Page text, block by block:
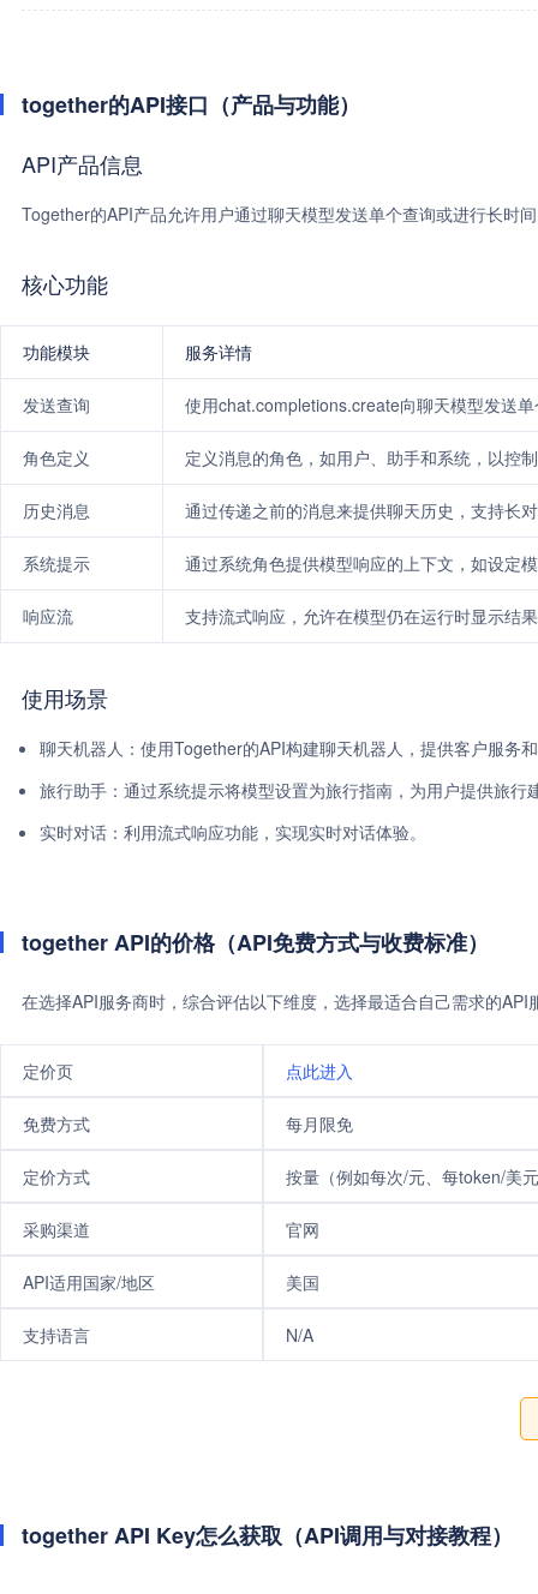
together的API接口（产品与功能）
API产品信息
Together的API产品允许用户通过聊天模型发送单个查询或进行长时
核心功能
功能模块 服务详情
发送查询 使用chat.completions.create向聊天模型发送
角色定义 定义消息的角色，如用户、助手和系统，以控
历史消息 通过传递之前的消息来提供聊天历史，支持长
系统提示 通过系统角色提供模型响应的上下文，如设定
响应流 支持流式响应，允许在模型仍在运行时显示结
使用场景
聊天机器人：使用Together的API构建聊天机器人，提供客户服务
旅行助手：通过系统提示将模型设置为旅行指南，为用户提供旅行
实时对话：利用流式响应功能，实现实时对话体验。
together API的价格（API免费方式与收费标准）
在选择API服务商时，综合评估以下维度，选择最适合自己需求的
定价页 点此进入
免费方式 每月限免
定价方式 按量（例如每次/元、每token/美
采购渠道 官网
API适用国家/地区 美国
支持语言 N/A
together API Key怎么获取（API调用与对接教程）